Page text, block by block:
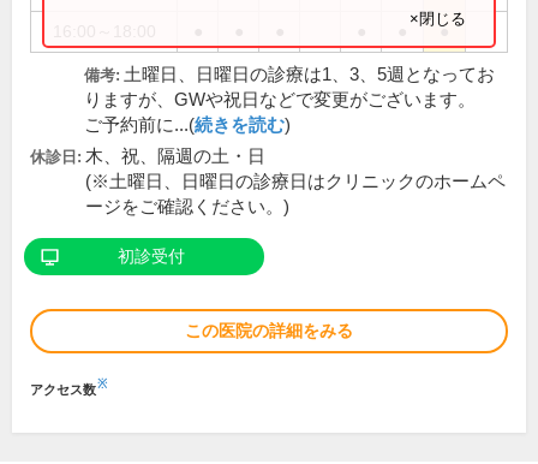
●
×閉じる
備考: 土曜日、日曜日の診療は1、3、5週となってお
りますが、GWや祝日などで変更がございます。
ご予約前に...(続きを読む)
休診日: 木、祝、隔週の土・日
(※土曜日、日曜日の診療日はクリニックのホームペ
ージをご確認ください。)
初診受付
この医院の詳細をみる
アクセス数※